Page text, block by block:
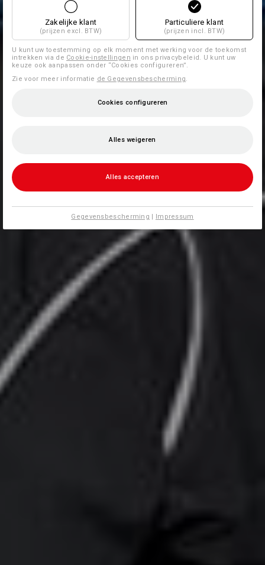
Zakelijke klant
(prijzen excl. BTW)
Particuliere klant
(prijzen incl. BTW)
U kunt uw toestemming op elk moment met werking voor de toekomst
intrekken via de Cookie-instellingen in ons privacybeleid. U kunt uw
keuze ook aanpassen onder “Cookies configureren”.
Zie voor meer informatie de Gegevensbescherming.
Cookies configureren
Alles weigeren
Alles accepteren
Gegevensbescherming | Impressum